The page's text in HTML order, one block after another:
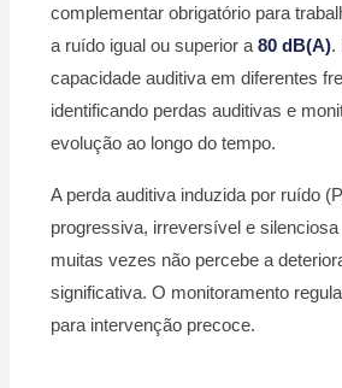
complementar obrigatório para
a ruído igual ou superior a80 dB(A).
capacidade auditiva em diferentes
identificando perdas auditivas e
evolução ao longo do tempo.
A perda auditiva induzida por ruído
progressiva, irreversível e
muitas vezes não percebe a
significativa. O monitoramento
para intervenção precoce.